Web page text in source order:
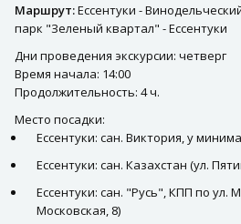
Маршрут:Ессентуки -
парк "Зеленый квартал" - Ессентуки
Дни проведения экскурсии: четверг
Время начала: 14:00
Продолжительность: 4 ч.
Место посадки:
Ессентуки: сан. Виктория, у
Ессентуки: сан. Казахстан (ул.
Ессентуки: сан. "Русь", КПП по ул.
Московская, 8)